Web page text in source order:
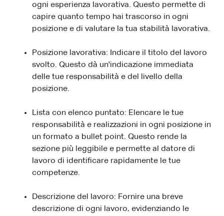
ogni esperienza lavorativa. Questo permette di
capire quanto tempo hai trascorso in ogni
posizione e di valutare la tua stabilità lavorativa.
Posizione lavorativa: Indicare il titolo del lavoro
svolto. Questo dà un'indicazione immediata
delle tue responsabilità e del livello della
posizione.
Lista con elenco puntato: Elencare le tue
responsabilità e realizzazioni in ogni posizione in
un formato a bullet point. Questo rende la
sezione più leggibile e permette al datore di
lavoro di identificare rapidamente le tue
competenze.
Descrizione del lavoro: Fornire una breve
descrizione di ogni lavoro, evidenziando le